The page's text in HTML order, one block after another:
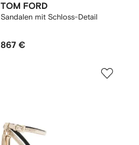
TOM FORD
Sandalen mit Schloss-Detail
867 €